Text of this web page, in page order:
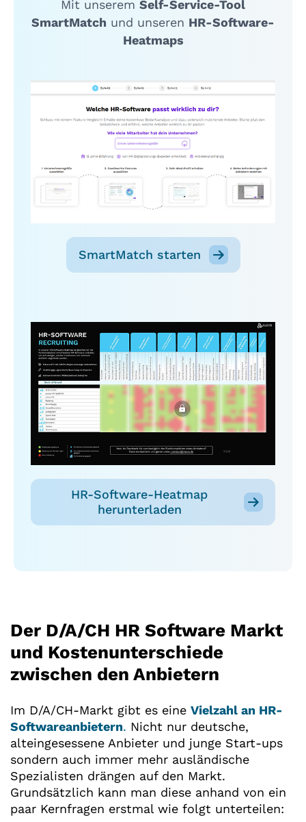
Mit unserem Self-Service-Tool
SmartMatch und unseren HR-Software-
Heatmaps
SmartMatch starten
HR-Software-Heatmap
herunterladen
Der D/A/CH HR Software Markt
und Kostenunterschiede
zwischen den Anbietern
Im D/A/CH-Markt gibt es eine Vielzahl an HR-
Softwareanbietern. Nicht nur deutsche,
alteingesessene Anbieter und junge Start-ups
sondern auch immer mehr ausländische
Spezialisten drängen auf den Markt.
Grundsätzlich kann man diese anhand von ein
paar Kernfragen erstmal wie folgt unterteilen: